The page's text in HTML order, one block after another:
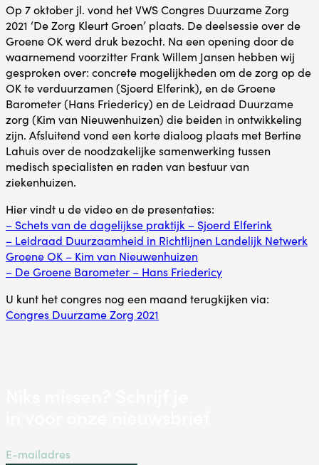
Op 7 oktober jl. vond het VWS Congres Duurzame Zorg
2021 ‘De Zorg Kleurt Groen’ plaats. De deelsessie over de
Groene OK werd druk bezocht. Na een opening door de
waarnemend voorzitter Frank Willem Jansen hebben wij
gesproken over: concrete mogelijkheden om de zorg op de
OK te verduurzamen (Sjoerd Elferink), en de Groene
Barometer (Hans Friedericy) en de Leidraad Duurzame
zorg (Kim van Nieuwenhuizen) die beiden in ontwikkeling
zijn. Afsluitend vond een korte dialoog plaats met Bertine
Lahuis over de noodzakelijke samenwerking tussen
medisch specialisten en raden van bestuur van
ziekenhuizen.
Hier vindt u de video en de presentaties:
– Schets van de dagelijkse praktijk – Sjoerd Elferink
– Leidraad Duurzaamheid in Richtlijnen Landelijk Netwerk
Groene OK – Kim van Nieuwenhuizen
– De Groene Barometer – Hans Friedericy
U kunt het congres nog een maand terugkijken via:
Congres Duurzame Zorg 2021
E-mailadres